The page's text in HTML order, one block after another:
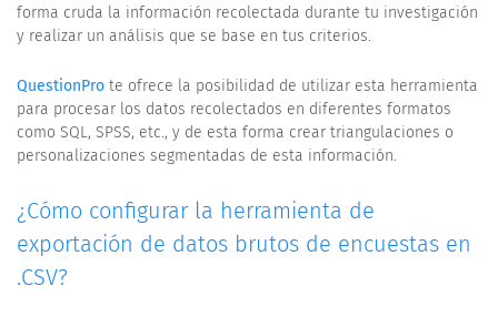
forma cruda la información recolectada durante tu investigación
y realizar un análisis que se base en tus criterios.
QuestionPro te ofrece la posibilidad de utilizar esta herramienta
para procesar los datos recolectados en diferentes formatos
como SQL, SPSS, etc., y de esta forma crear triangulaciones o
personalizaciones segmentadas de esta información.
¿Cómo configurar la herramienta de
exportación de datos brutos de encuestas en
.CSV?